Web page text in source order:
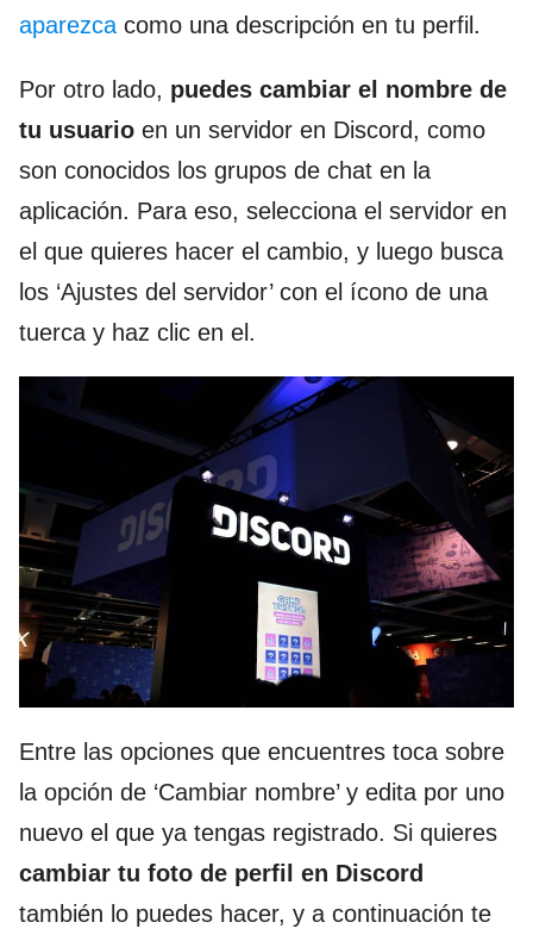
aparezcacomo una descripción en tu perfil.
Por otro lado, puedes cambiar el nombre de
tu usuario en un servidor en Discord, como
son conocidos los grupos de chat en la
aplicación. Para eso, selecciona el servidor en
el que quieres hacer el cambio, y luego busca
los ‘Ajustes del servidor’ con el ícono de una
tuerca y haz clic en el.
Entre las opciones que encuentres toca sobre
la opción de ‘Cambiar nombre’ y edita por uno
nuevo el que ya tengas registrado. Si quieres
cambiar tu foto de perfil en Discord
también lo puedes hacer, y a continuación te